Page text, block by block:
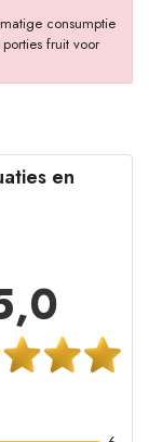
consumptie
fruit voor
en